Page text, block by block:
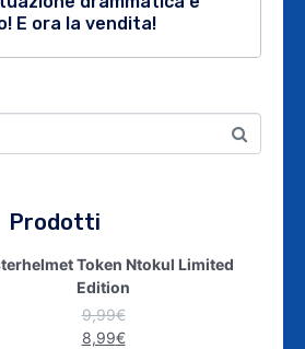
E ora la vendita!
Prodotti
Token Ntokul Limited
Edition
9,99€
8,99€